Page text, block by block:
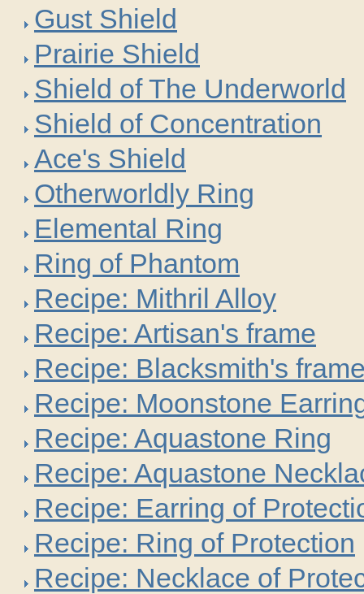
Gust Shield
Prairie Shield
Shield of The Underworld
Shield of Concentration
Ace's Shield
Otherworldly Ring
Elemental Ring
Ring of Phantom
Recipe: Mithril Alloy
Recipe: Artisan's frame
Recipe: Blacksmith's
Recipe: Moonstone
Recipe: Aquastone Ring
Recipe: Aquastone
Recipe: Earring of
Recipe: Ring of Protection
Recipe: Necklace of